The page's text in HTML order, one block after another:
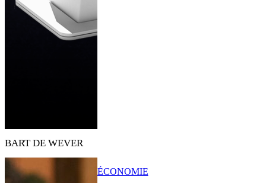
BART DE WEVER
ÉCONOMIE